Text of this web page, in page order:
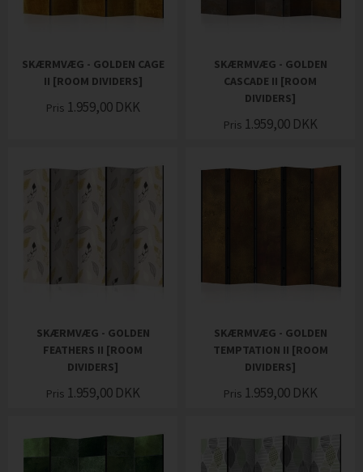
SKÆRMVÆG - GOLDEN CAGE
II [ROOM DIVIDERS]
Pris 1.959,00 DKK
SKÆRMVÆG - GOLDEN
CASCADE II [ROOM
DIVIDERS]
Pris 1.959,00 DKK
SKÆRMVÆG - GOLDEN
FEATHERS II [ROOM
DIVIDERS]
Pris 1.959,00 DKK
SKÆRMVÆG - GOLDEN
TEMPTATION II [ROOM
DIVIDERS]
Pris 1.959,00 DKK